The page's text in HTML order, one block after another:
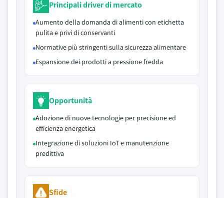
Principali driver di mercato
Aumento della domanda di alimenti con etichetta
pulita e privi di conservanti
Normative più stringenti sulla sicurezza alimentare
Espansione dei prodotti a pressione fredda
Opportunità
Adozione di nuove tecnologie per precisione ed
efficienza energetica
Integrazione di soluzioni IoT e manutenzione
predittiva
Sfide